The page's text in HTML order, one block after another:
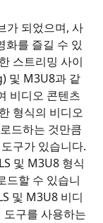
가 되었으며, 사
화를 즐길 수 있
스트리밍 사이
및 M3U8과 같
비디오 콘텐츠
형식의 비디오
드하는 것만큼
구가 있습니다.
및 M3U8 형식
드할 수 있습니
및 M3U8 비디
구를 사용하는